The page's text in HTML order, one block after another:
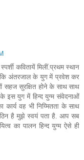
कवितायें मिलीं.प्रथम स्थान
कि अंतरजाल के युग में प्रवेश कर
सहज सुरक्षित होने के साथ साथ
के इस युग में हिन्द युग्म संवेदनाओं
कार्य वह भी निय्मितता के साथ
है मुझे स्वयं पता है. आप सब
का पालन हिन्द युग्म ऐसे ही